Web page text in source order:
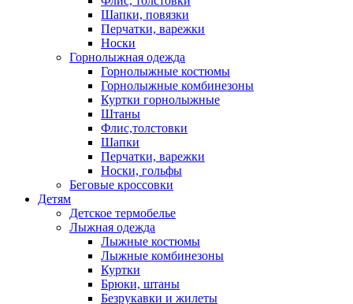
Шапки, повязки
Перчатки, варежки
Носки
Горнолыжная одежда
Горнолыжные костюмы
Горнолыжные комбинезоны
Куртки горнолыжные
Штаны
Флис,толстовки
Шапки
Перчатки, варежки
Носки, гольфы
Беговые кроссовки
Детям
Детское термобелье
Лыжная одежда
Лыжные костюмы
Лыжные комбинезоны
Куртки
Брюки, штаны
Безрукавки и жилеты